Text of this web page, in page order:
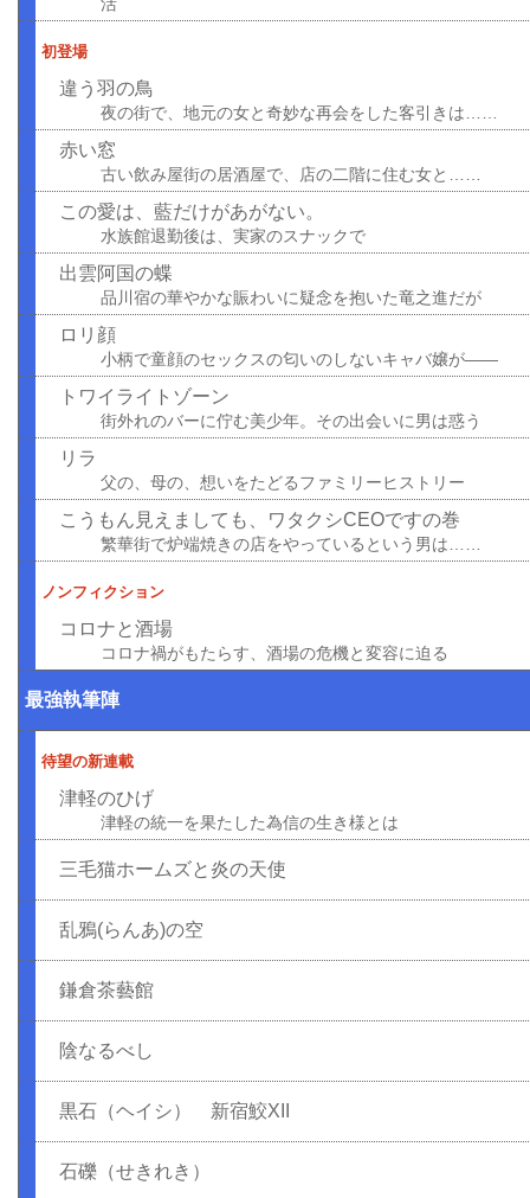
初登場
違う羽の鳥
夜の街で、地元の女と奇妙な再会をした客引きは……
赤い窓
古い飲み屋街の居酒屋で、店の二階に住む女と……
この愛は、藍だけがあがない。
水族館退勤後は、実家のスナックで
出雲阿国の蝶
品川宿の華やかな賑わいに疑念を抱いた竜之進だが
ロリ顔
小柄で童顔のセックスの匂いのしないキャバ嬢が――
トワイライトゾーン
街外れのバーに佇む美少年。その出会いに男は惑う
リラ
父の、母の、想いをたどるファミリーヒストリー
こうもん見えましても、ワタクシCEOですの巻
繁華街で炉端焼きの店をやっているという男は……
ノンフィクション
コロナと酒場
コロナ禍がもたらす、酒場の危機と変容に迫る
最強執筆陣
待望の新連載
津軽のひげ
津軽の統一を果たした為信の生き様とは
三毛猫ホームズと炎の天使
乱鴉(らんあ)の空
鎌倉茶藝館
陰なるべし
黒石（ヘイシ） 新宿鮫XII
石礫（せきれき）